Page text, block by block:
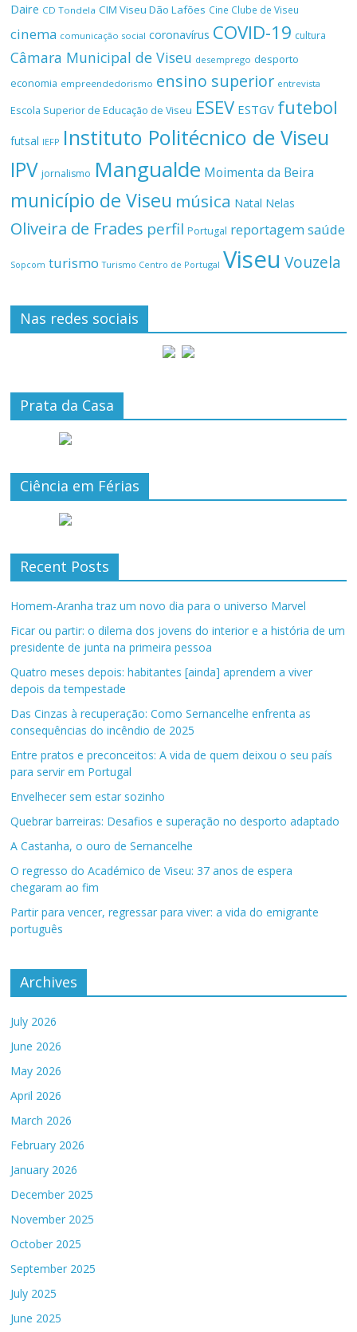
Daire CD Tondela CIM Viseu Dão Lafões Cine Clube de Viseu
cinema comunicação social coronavírus COVID-19 cultura
Câmara Municipal de Viseu desemprego desporto
economia empreendedorismo ensino superior entrevista
Escola Superior de Educação de Viseu ESEV ESTGV futebol
futsal IEFP Instituto Politécnico de Viseu
IPV jornalismo Mangualde Moimenta da Beira
município de Viseu música Natal Nelas
Oliveira de Frades perfil Portugal reportagemsaúde
Sopcom turismo Turismo Centro de Portugal Viseu Vouzela
Nas redes sociais
Prata da Casa
Ciência em Férias
Recent Posts
Homem-Aranha traz um novo dia para o universo Marvel
Ficar ou partir: o dilema dos jovens do interior e a história de um
presidente de junta na primeira pessoa
Quatro meses depois: habitantes [ainda] aprendem a viver
depois da tempestade
Das Cinzas à recuperação: Como Sernancelhe enfrenta as
consequências do incêndio de 2025
Entre pratos e preconceitos: A vida de quem deixou o seu país
para servir em Portugal
Envelhecer sem estar sozinho
Quebrar barreiras: Desafios e superação no desporto adaptado
A Castanha, o ouro de Sernancelhe
O regresso do Académico de Viseu: 37 anos de espera
chegaram ao fim
Partir para vencer, regressar para viver: a vida do emigrante
português
Archives
July 2026
June 2026
May 2026
April 2026
March 2026
February 2026
January 2026
December 2025
November 2025
October 2025
September 2025
July 2025
June 2025